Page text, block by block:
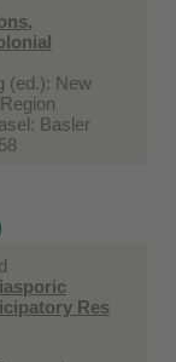
(ed.): New
Basler
Res